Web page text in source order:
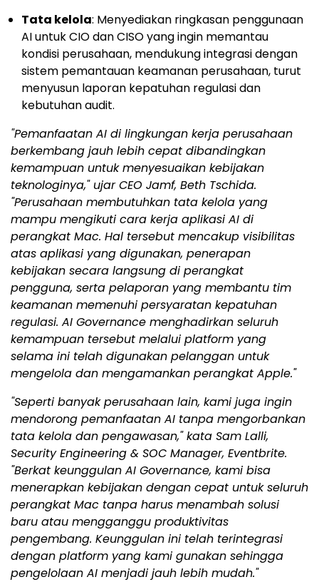
Tata kelola: Menyediakan ringkasan penggunaan
AI untuk CIO dan CISO yang ingin memantau
kondisi perusahaan, mendukung integrasi dengan
sistem pemantauan keamanan perusahaan, turut
menyusun laporan kepatuhan regulasi dan
kebutuhan audit.
"Pemanfaatan AI di lingkungan kerja perusahaan
berkembang jauh lebih cepat dibandingkan
kemampuan untuk menyesuaikan kebijakan
teknologinya," ujar CEO Jamf, Beth Tschida.
"Perusahaan membutuhkan tata kelola yang
mampu mengikuti cara kerja aplikasi AI di
perangkat Mac. Hal tersebut mencakup visibilitas
atas aplikasi yang digunakan, penerapan
kebijakan secara langsung di perangkat
pengguna, serta pelaporan yang membantu tim
keamanan memenuhi persyaratan kepatuhan
regulasi. AI Governance menghadirkan seluruh
kemampuan tersebut melalui platform yang
selama ini telah digunakan pelanggan untuk
mengelola dan mengamankan perangkat Apple."
"Seperti banyak perusahaan lain, kami juga ingin
mendorong pemanfaatan AI tanpa mengorbankan
tata kelola dan pengawasan," kata Sam Lalli,
Security Engineering & SOC Manager, Eventbrite.
"Berkat keunggulan AI Governance, kami bisa
menerapkan kebijakan dengan cepat untuk seluruh
perangkat Mac tanpa harus menambah solusi
baru atau mengganggu produktivitas
pengembang. Keunggulan ini telah terintegrasi
dengan platform yang kami gunakan sehingga
pengelolaan AI menjadi jauh lebih mudah."